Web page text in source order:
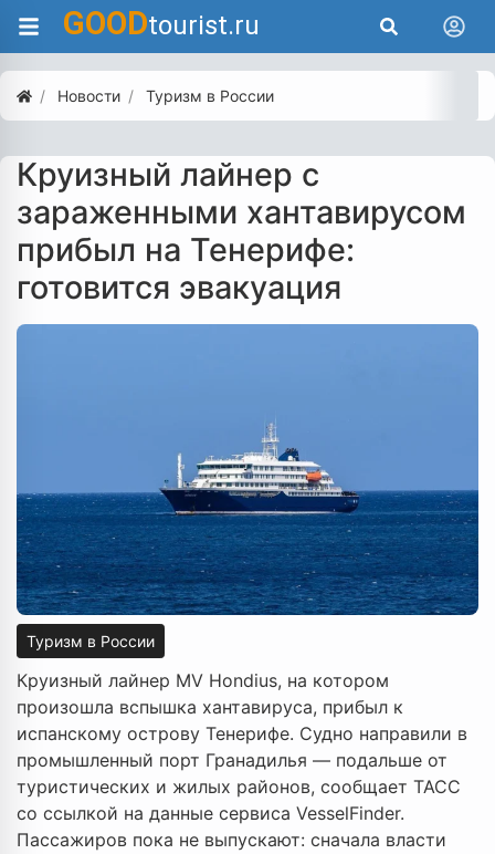
GOODtourist.ru
Новости Туризм в России
Круизный лайнер с
зараженными хантавирусом
прибыл на Тенерифе:
готовится эвакуация
Туризм в России
Круизный лайнер MV Hondius, на котором
произошла вспышка хантавируса, прибыл к
испанскому острову Тенерифе. Судно направили в
промышленный порт Гранадилья — подальше от
туристических и жилых районов, сообщает ТАСС
со ссылкой на данные сервиса VesselFinder.
Пассажиров пока не выпускают: сначала власти